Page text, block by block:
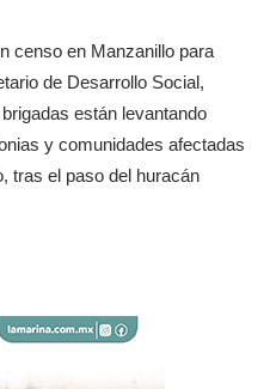
censo en Manzanillo para
de Desarrollo Social,
están levantando
y comunidades afectadas
tras el paso del huracán